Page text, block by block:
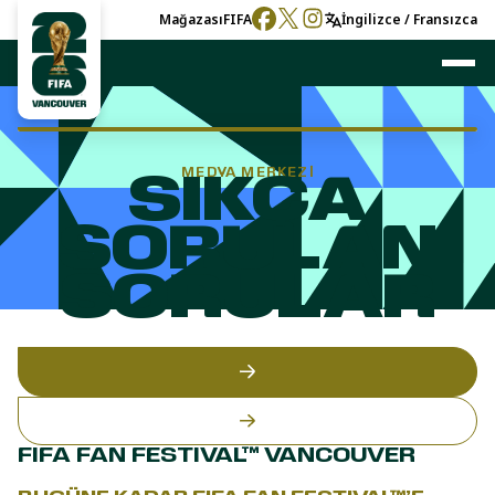
MağazasıFIFA İngilizce / Fransızca
MEDYA MERKEZI
SIKÇA
SORULAN
SORULAR
FIFA FAN FESTIVAL™ VANCOUVER